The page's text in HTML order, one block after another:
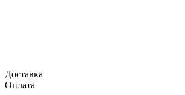
Доставка
Оплата